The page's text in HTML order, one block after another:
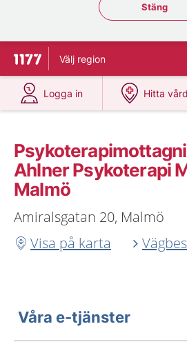
Stäng
Stäng
Till startsidan för 1177
Välj region
Logga in
på 1177.se
Hitta vård
på
Ahlner Psykoterapi
Malmö
Amiralsgatan 20, Malmö
Visa på karta
Våra e-tjänster